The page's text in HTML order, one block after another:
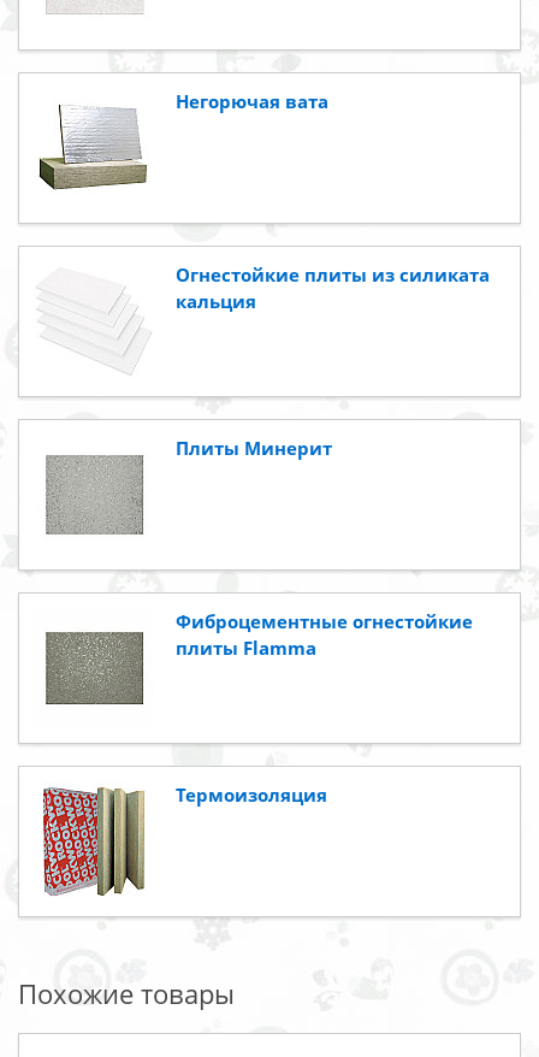
Негорючая вата
Огнестойкие плиты из силиката
кальция
Плиты Минерит
Фиброцементные огнестойкие
плиты Flamma
Термоизоляция
Похожие товары